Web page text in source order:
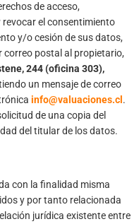
de acceso,
el consentimiento
y/o cesión de sus datos,
postal al propietario,
244 (oficina 303),
un mensaje de correo
info@valuaciones.cl .
de una copia del
del titular de los datos.
con la finalidad misma
y por tanto relacionada
jurídica existente entre